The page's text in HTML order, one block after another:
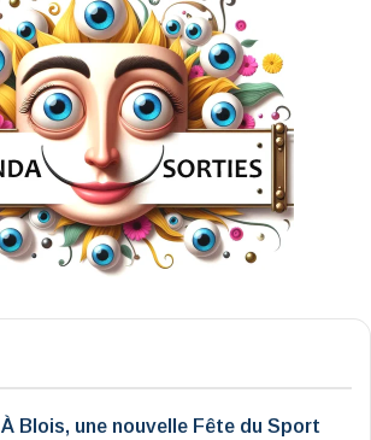
À Blois, une nouvelle Fête du Sport